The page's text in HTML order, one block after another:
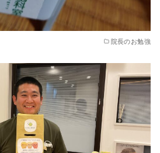
院長のお勉強